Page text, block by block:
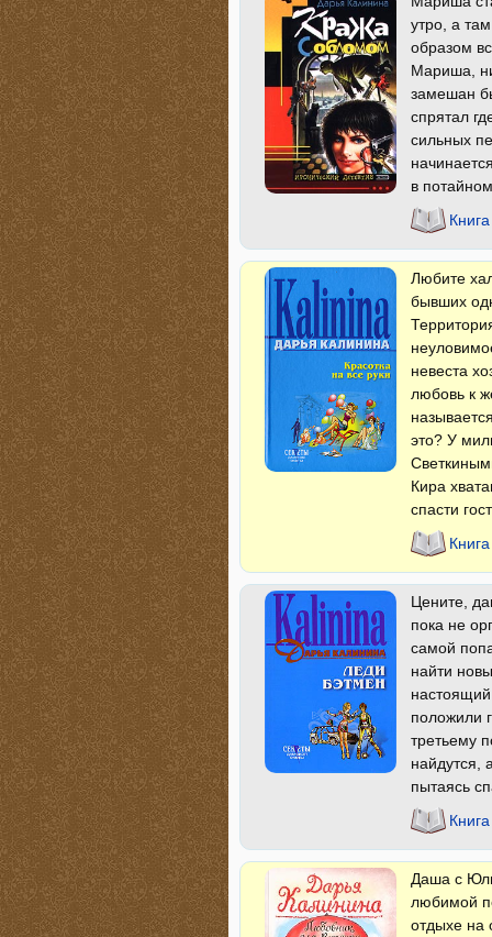
утро, а
образом
Мариша,
замешан
спрятал
сильных
в
Любите
бывших
невеста
любовь к
это? У
Кира
спасти
Цените,
пока не
самой
найти
положили
третьему
найдутся,
пытаясь
Даша с
любимой
отдыхе на